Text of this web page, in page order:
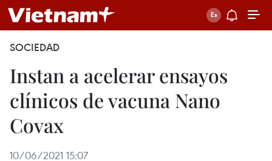
SOCIEDAD
Instan a acelerar ensayos
clínicos de vacuna Nano
Covax
10/06/2021 15:07